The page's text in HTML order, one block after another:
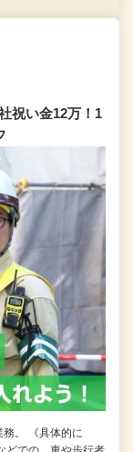
祝い金12万！1
。 《具体的に